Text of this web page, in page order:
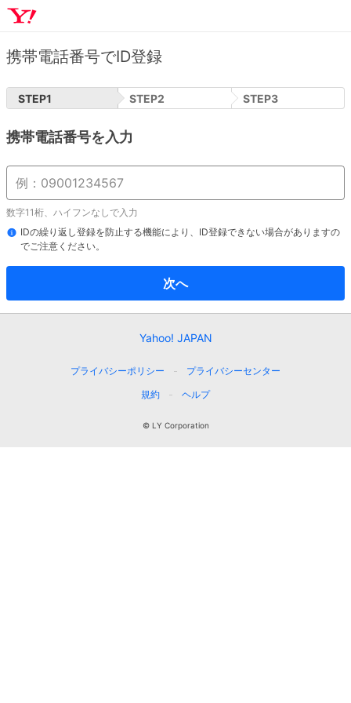
携帯電話番号でID登録
STEP1 STEP2 STEP3
携帯電話番号を入力
数字11桁、ハイフンなしで入力
IDの繰り返し登録を防止する機能により、ID登録できない場合がありますの
でご注意ください。
次へ
Yahoo! JAPAN
プライバシーポリシー
プライバシーセンター
規約
ヘルプ
© LY Corporation